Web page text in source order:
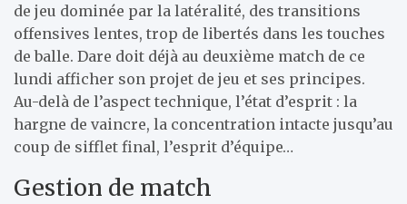
de jeu dominée par la latéralité, des transitions
offensives lentes, trop de libertés dans les touches
de balle. Dare doit déjà au deuxième match de ce
lundi afficher son projet de jeu et ses principes.
Au-delà de l’aspect technique, l’état d’esprit : la
hargne de vaincre, la concentration intacte jusqu’au
coup de sifflet final, l’esprit d’équipe…
Gestion de match